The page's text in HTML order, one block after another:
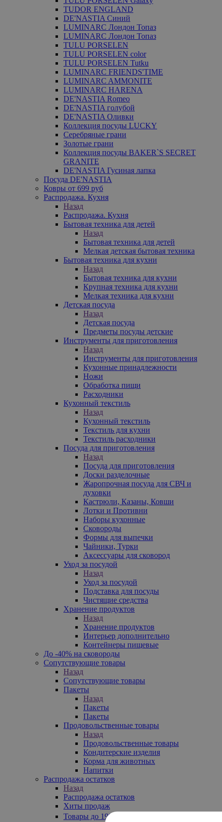
TUDOR ENGLAND
DE'NASTIA Синий
LUMINARC Лондон Топаз
LUMINARC Лондон Топаз
TULU PORSELEN
TULU PORSELEN color
TULU PORSELEN Tutku
LUMINARC FRIENDS'TIME
LUMINARC AMMONITE
LUMINARC HARENA
DE'NASTIA Romeo
DE'NASTIA голубой
DE'NASTIA Оливки
Коллекция посуды LUCKY
Серебряные грани
Золотые грани
Коллекция посуды BAKER`S SECRET
GRANITE
DE'NASTIA Гусиная лапка
Посуда DE'NASTIA
Ковры от 699 руб
Распродажа. Кухня
Назад
Распродажа. Кухня
Бытовая техника для детей
Назад
Бытовая техника для детей
Мелкая детская бытовая техника
Бытовая техника для кухни
Назад
Бытовая техника для кухни
Крупная техника для кухни
Мелкая техника для кухни
Детская посуда
Назад
Детская посуда
Предметы посуды детские
Инструменты для приготовления
Назад
Инструменты для приготовления
Кухонные принадлежности
Ножи
Обработка пищи
Расходники
Кухонный текстиль
Назад
Кухонный текстиль
Текстиль для кухни
Текстиль расходники
Посуда для приготовления
Назад
Посуда для приготовления
Доски разделочные
Жаропрочная посуда для СВЧ и
духовки
Кастрюли, Казаны, Ковши
Лотки и Противни
Наборы кухонные
Сковороды
Формы для выпечки
Чайники, Турки
Аксессуары для сковород
Уход за посудой
Назад
Уход за посудой
Подставка для посуды
Чистящие средства
Хранение продуктов
Назад
Хранение продуктов
Интерьер дополнительно
Контейнеры пищевые
До -40% на сковороды
Сопутствующие товары
Назад
Сопутствующие товары
Пакеты
Назад
Пакеты
Пакеты
Продовольственные товары
Назад
Продовольственные товары
Кондитерские изделия
Корма для животных
Напитки
Распродажа остатков
Назад
Распродажа остатков
Хиты продаж
Товары до 199₽